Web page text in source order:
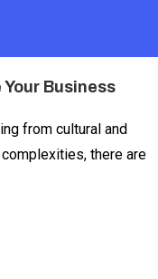
Business
from cultural and
there are